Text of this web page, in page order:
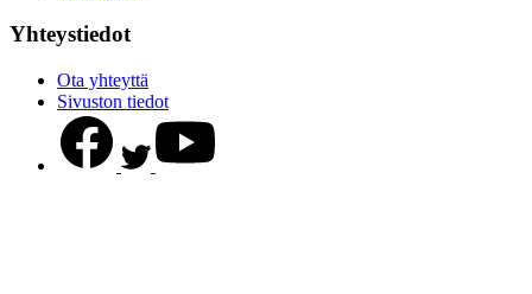
Yhteystiedot
Ota yhteyttä
Sivuston tiedot